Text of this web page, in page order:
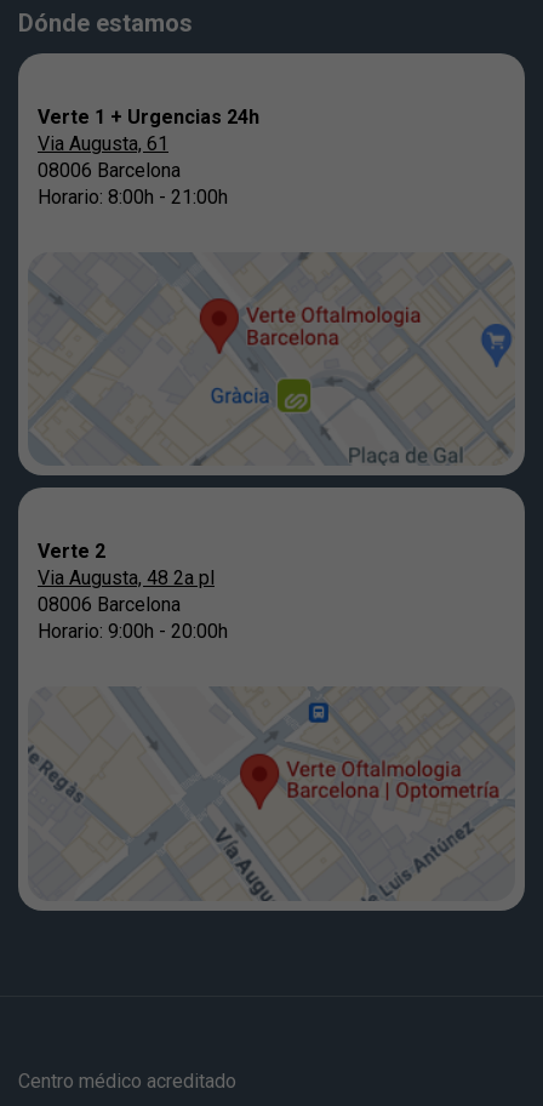
Dónde estamos
Verte 1 + Urgencias 24h
Via Augusta, 61
08006 Barcelona
Horario: 8:00h - 21:00h
Verte 2
Via Augusta, 48 2a pl
08006 Barcelona
Horario: 9:00h - 20:00h
Centro médico acreditado